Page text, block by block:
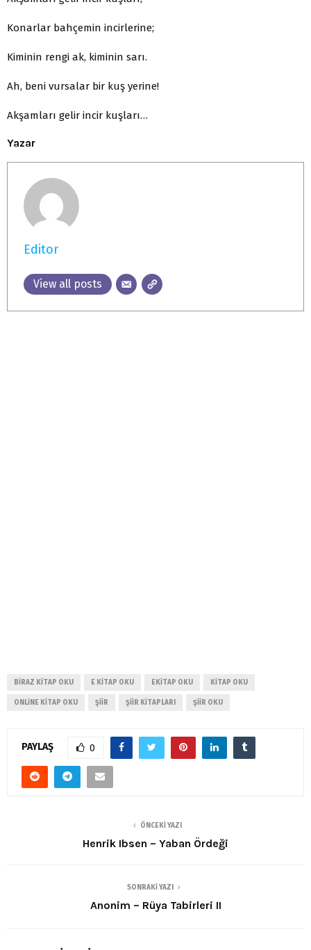
Konarlar bahçemin incirlerine;
Kiminin rengi ak, kiminin sarı.
Ah, beni vursalar bir kuş yerine!
Akşamları gelir incir kuşları…
Yazar
Editor
View all posts
BIRAZ KITAP OKU E KITAP OKU EKITAP OKU KITAP OKU
ONLINE KITAP OKU ŞIIR ŞIIR KITAPLARI ŞIIR OKU
PAYLAŞ 0
ÖNCEKI YAZI
Henrik Ibsen – Yaban Ördeği
SONRAKI YAZI
Anonim – Rüya Tabirleri II